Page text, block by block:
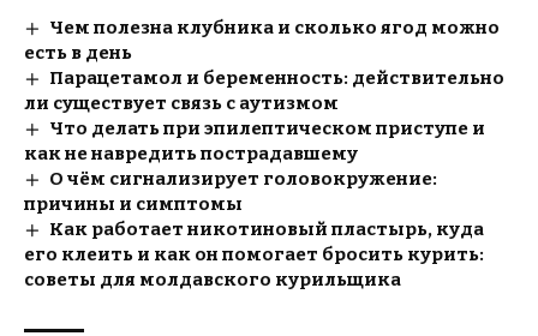
Чем полезна клубника и сколько ягод можно
есть в день
Парацетамол и беременность: действительно
ли существует связь с аутизмом
Что делать при эпилептическом приступе и
как не навредить пострадавшему
О чём сигнализирует головокружение:
причины и симптомы
Как работает никотиновый пластырь, куда
его клеить и как он помогает бросить курить:
советы для молдавского курильщика